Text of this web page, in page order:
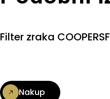
Filter zraka
Nakup